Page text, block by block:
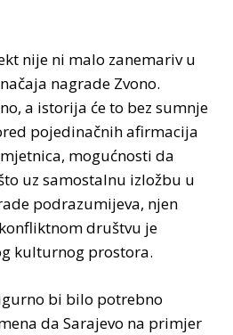
nije ni malo zanemariv u
nagrade Zvono.
a istorija će to bez sumnje
pojedinačnih afirmacija
mogućnosti da
uz samostalnu izložbu u
podrazumijeva, njen
društvu je
kulturnog prostora.
bi bilo potrebno
da Sarajevo na primjer